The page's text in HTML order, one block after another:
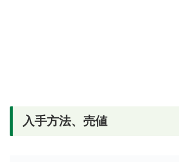
入手方法、売値